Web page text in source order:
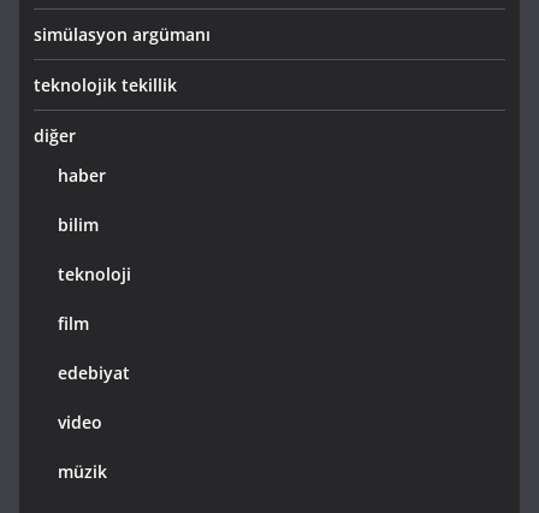
simülasyon argümanı
teknolojik tekillik
diğer
haber
bilim
teknoloji
film
edebiyat
video
müzik